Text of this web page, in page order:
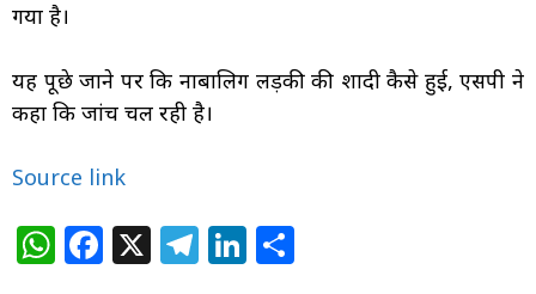
गया है।
यह पूछे जाने पर कि नाबालिग लड़की की शादी कैसे हुई, एसपी ने
कहा कि जांच चल रही है।
Source link
W F X T Li